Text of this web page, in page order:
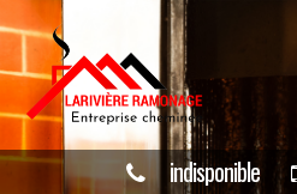
indisponible